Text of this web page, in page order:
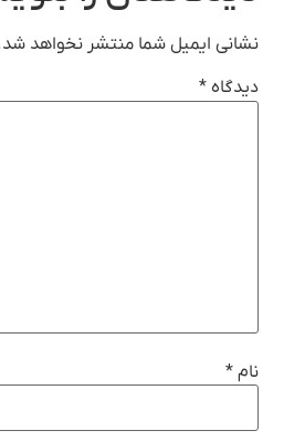
نشانی ایمیل شما منتشر نخواهد
دیدگاه *
نام *